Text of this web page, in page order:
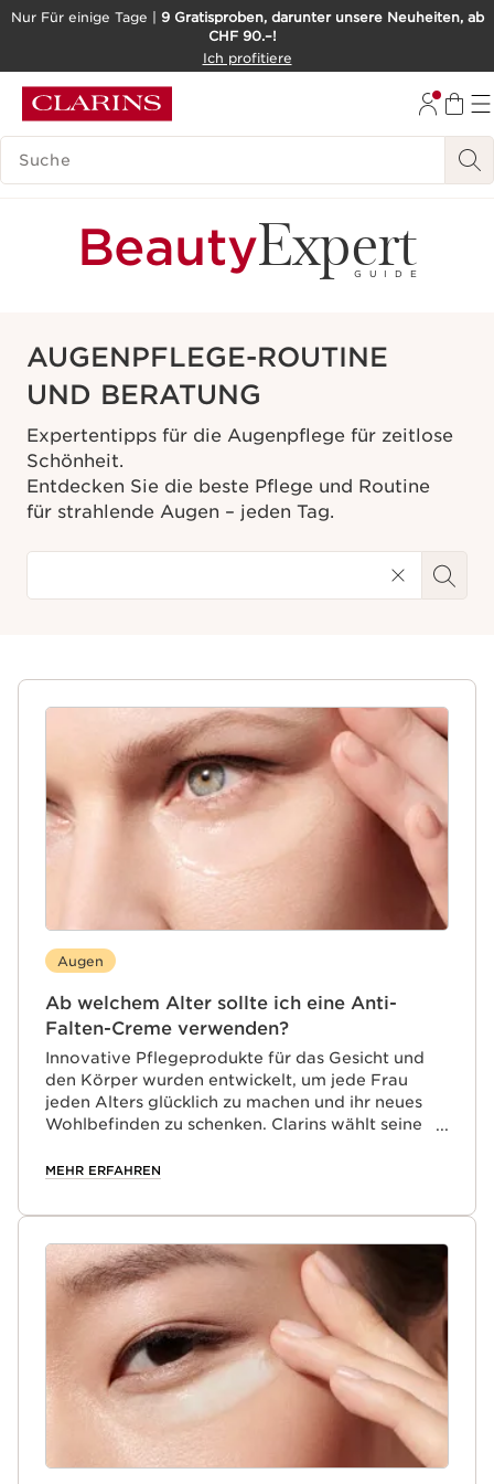
BARRIEREFREIHEITSWERKZEUG
Nur Für einige Tage | 9 Gratisproben, darunter unsere Neuheiten, ab
CHF 90.–!
Ich profitiere
LEGENDE SUCHEN
BeautyExpert
GUIDE
AUGENPFLEGE-ROUTINE
UND BERATUNG
Expertentipps für die Augenpflege für zeitlose
Schönheit.
Entdecken Sie die beste Pflege und Routine
für strahlende Augen – jeden Tag.
Augen
Ab welchem Alter sollte ich eine Anti-
Falten-Creme verwenden?
Innovative Pflegeprodukte für das Gesicht und
den Körper wurden entwickelt, um jede Frau
jeden Alters glücklich zu machen und ihr neues
Wohlbefinden zu schenken. Clarins wählt seine
dafür, im Rahmen des Beauty Trips, um die ganze
Aktivstoffe aus Pflanzen mit ganz besonderen
Pflegeprodukte, wie die Anti-Falten-Creme,
Augenkonturpflege, Öle, Lotionen usw., um Ihre
Schönheit zu sichern und Zeichen der Alterung
verblassen zu lassen. Das ist unsere Leidenschaft!
MEHR ERFAHREN